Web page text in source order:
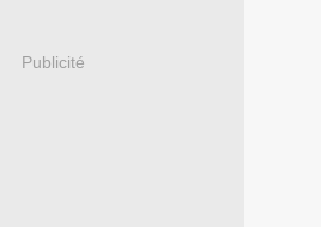
Publicité